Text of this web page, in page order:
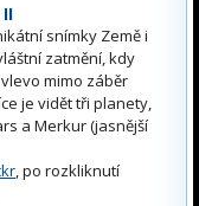
snímky Země i
zatmění, kdy
mimo záběr
je vidět tři planety,
a Merkur (jasnější
, po rozkliknutí